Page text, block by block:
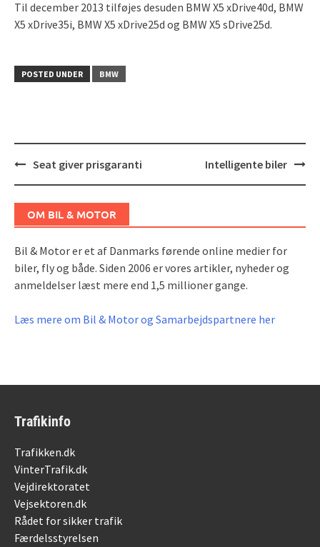
Til december 2013 tilføjes desuden BMW X5 xDrive40d, BMW
X5 xDrive35i, BMW X5 xDrive25d og BMW X5 sDrive25d.
POSTED UNDER BMW
PostSeat giver prisgaranti Intelligente biler
OM BIL & MOTOR
Bil & Motor er et af Danmarks førende online medier for
biler, fly og både. Siden 2006 er vores artikler, nyheder og
anmeldelser læst mere end 1,5 millioner gange.
Læs mere om Bil & Motor og Samarbejdspartnere her
Trafikinfo
Trafikken.dk
VinterTrafik.dk
Vejdirektoratet
Vejsektoren.dk
Rådet for sikker trafik
Færdelsstyrelsen